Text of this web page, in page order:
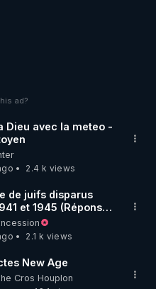
ad?
Dieu avec la meteo -
2.4 k views
de juifs disparus
et 1945 (Réponse
2.1 k views
New Age
Cros Houplon